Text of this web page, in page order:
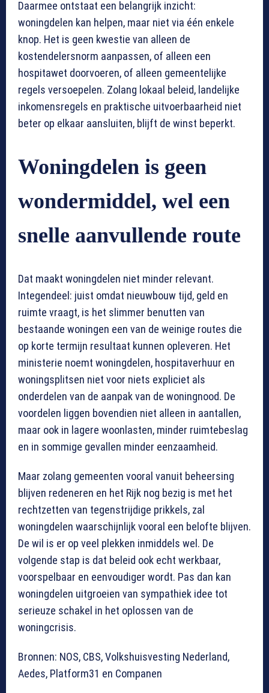
Daarmee ontstaat een belangrijk inzicht:
woningdelen kan helpen, maar niet via één enkele
knop. Het is geen kwestie van alleen de
kostendelersnorm aanpassen, of alleen een
hospitawet doorvoeren, of alleen gemeentelijke
regels versoepelen. Zolang lokaal beleid, landelijke
inkomensregels en praktische uitvoerbaarheid niet
beter op elkaar aansluiten, blijft de winst beperkt.
Woningdelen is geen
wondermiddel, wel een
snelle aanvullende route
Dat maakt woningdelen niet minder relevant.
Integendeel: juist omdat nieuwbouw tijd, geld en
ruimte vraagt, is het slimmer benutten van
bestaande woningen een van de weinige routes die
op korte termijn resultaat kunnen opleveren. Het
ministerie noemt woningdelen, hospitaverhuur en
woningsplitsen niet voor niets expliciet als
onderdelen van de aanpak van de woningnood. De
voordelen liggen bovendien niet alleen in aantallen,
maar ook in lagere woonlasten, minder ruimtebeslag
en in sommige gevallen minder eenzaamheid.
Maar zolang gemeenten vooral vanuit beheersing
blijven redeneren en het Rijk nog bezig is met het
rechtzetten van tegenstrijdige prikkels, zal
woningdelen waarschijnlijk vooral een belofte blijven.
De wil is er op veel plekken inmiddels wel. De
volgende stap is dat beleid ook echt werkbaar,
voorspelbaar en eenvoudiger wordt. Pas dan kan
woningdelen uitgroeien van sympathiek idee tot
serieuze schakel in het oplossen van de
woningcrisis.
Bronnen: NOS, CBS, Volkshuisvesting Nederland,
Aedes, Platform31 en Companen